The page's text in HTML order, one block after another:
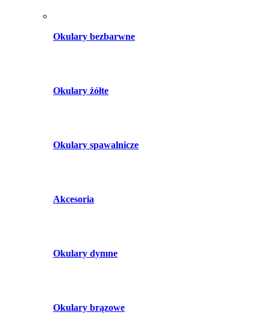
Okulary bezbarwne
Okulary żółte
Okulary spawalnicze
Akcesoria
Okulary dymne
Okulary brązowe